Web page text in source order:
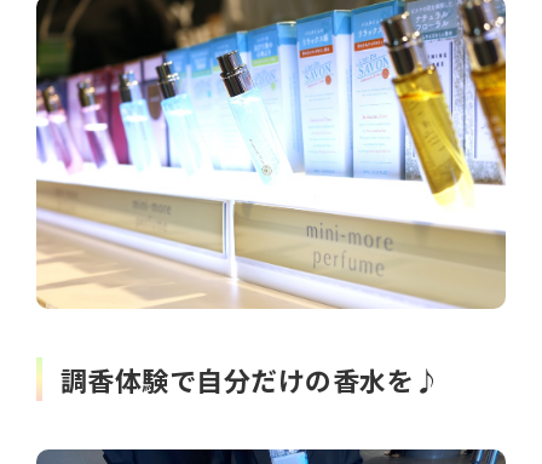
調香体験で自分だけの香水を♪